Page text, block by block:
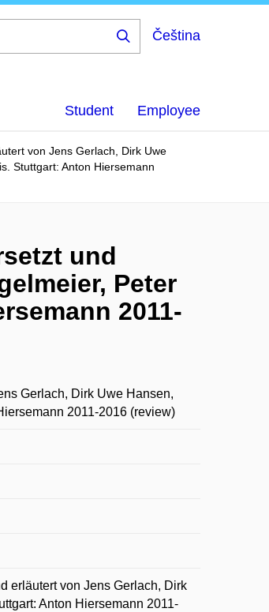
Čeština
Student Employee
von Jens Gerlach, Dirk Uwe
Stuttgart: Anton Hiersemann
und
Peter
2011-
Gerlach, Dirk Uwe Hansen,
2011-2016 (review)
erläutert von Jens Gerlach, Dirk
Anton Hiersemann 2011-